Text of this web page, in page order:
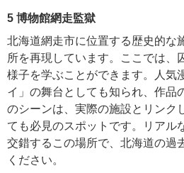
5 博物館網走監獄
北海道網走市に位置する歴史的な
所を再現しています。ここでは、
様子を学ぶことができます。人気
イ」の舞台としても知られ、作品
のシーンは、実際の施設とリンク
ても必見のスポットです。リアル
交錯するこの場所で、北海道の過
ください。